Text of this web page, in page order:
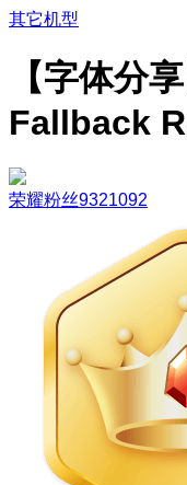
其它机型
【字体分
Fallback
荣耀粉丝9321092